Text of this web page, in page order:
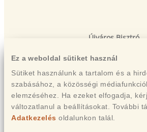
Ez a weboldal sütiket használ
Sütiket használunk a tartalom és a
szabásához, a közösségi
elemzéséhez. Ha ezeket elfogadja,
változatlanul a beállításokat. További
Adatkezelés oldalunkon talál.
Újváros Bisztró
Asztalfoglalás:itt
Közösség:
Instagram |